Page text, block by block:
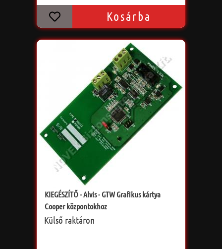
Kosárba
KIEGÉSZÍTŐ - Alvis - GTW Grafikus kártya
Cooper központokhoz
Külső raktáron